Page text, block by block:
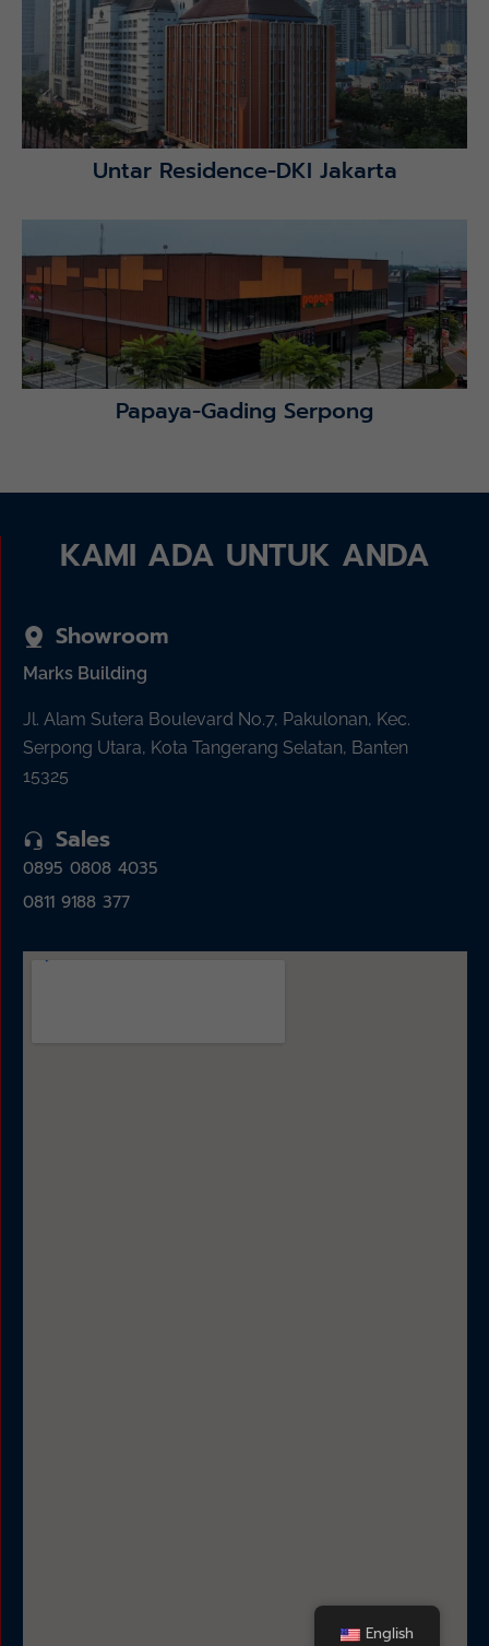
Untar Residence-DKI Jakarta
Lihat Detail Proyek
Papaya-Gading Serpong
KAMI ADA UNTUK ANDA
Showroom
Marks Building
Jl. Alam Sutera Boulevard No.7, Pakulonan, Kec.
Serpong Utara, Kota Tangerang Selatan, Banten
15325
Sales
0895 0808 4035
0811 9188 377
English